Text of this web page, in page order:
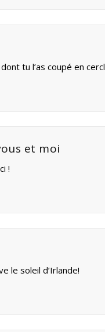
tu l’as coupé en
et moi
!
le soleil d’Irlande!